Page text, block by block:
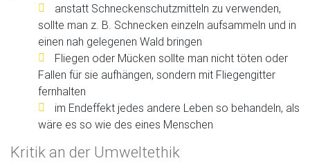
anstatt Schneckenschutzmitteln zu verwenden,
sollte man z. B. Schnecken einzeln aufsammeln und in
einen nah gelegenen Wald bringen
Fliegen oder Mücken sollte man nicht töten oder
Fallen für sie aufhängen, sondern mit Fliegengitter
fernhalten
im Endeffekt jedes andere Leben so behandeln, als
wäre es so wie des eines Menschen
Kritik an der Umweltethik